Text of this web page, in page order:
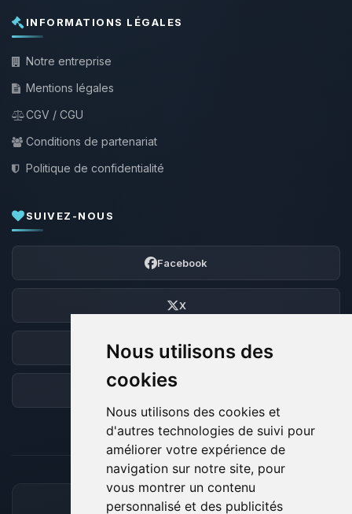
Nous utilisons des
cookies
Nous utilisons des cookies et
d'autres technologies de suivi pour
améliorer votre expérience de
navigation sur notre site, pour
vous montrer un contenu
personnalisé et des publicités
INFORMATIONS LÉGALES
Notre entreprise
Mentions légales
CGV / CGU
Conditions de partenariat
Politique de confidentialité
SUIVEZ-NOUS
Facebook
X
Discord
Forum
MOYENS DE PAIEMENT ACCEPTÉS